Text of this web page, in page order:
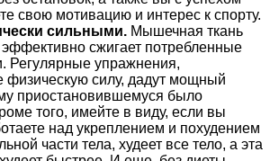
свою мотивацию и интерес к спорту.
сильными. Мышечная ткань
сжигает потребленные
Регулярные упражнения,
физическую силу, дадут мощный
приостановившемуся было
того, имейте в виду, если вы
над укреплением и похудением
части тела, худеет все тело, а эта